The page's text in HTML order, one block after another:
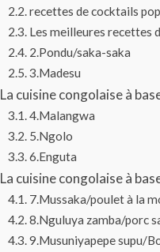
recettes de cocktails
Les meilleures recettes
2.Pondu/saka-saka
3.Madesu
La cuisine congolaise à
4.Malangwa
5.Ngolo
6.Enguta
La cuisine congolaise à
7.Mussaka/poulet à la
8.Nguluya zamba/porc
9.Musuniyapepe supu/